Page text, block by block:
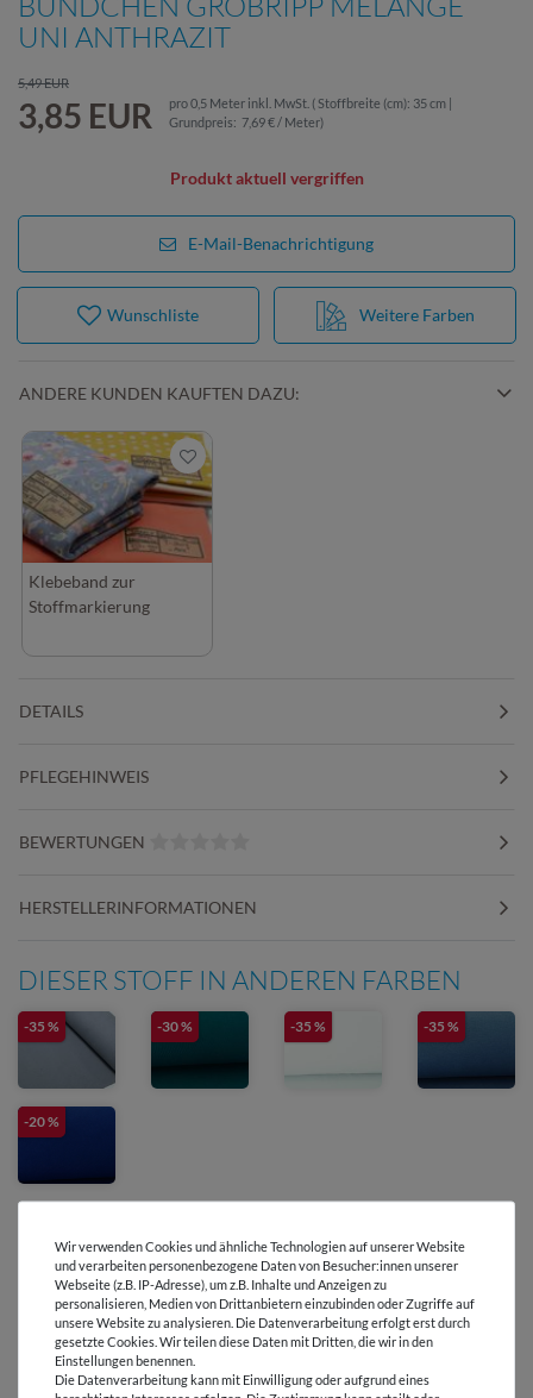
UNI ANTHRAZIT
5,49 EUR
3,85 EUR pro0,5 Meter inkl. MwSt. ( Stoffbreite (cm): 35 cm |
Grundpreis: 7,69 € / Meter)
Produkt aktuell vergriffen
Weitere Farben
Wunschliste
E-Mail-Benachrichtigung
ANDERE KUNDEN KAUFTEN DAZU:
Klebeband zur
Stoffmarkierung
DETAILS
PFLEGEHINWEIS
BEWERTUNGEN
HERSTELLERINFORMATIONEN
DIESER STOFF IN ANDEREN FARBEN
-35 % -30 % -35 % -35 %
-20 %
Versandkostenfrei ab 60 € -
Lieferung mit DHL
E-Mail Kundenservice
Wir verwenden Cookies und ähnliche Technologien auf unserer Website
und verarbeiten personenbezogene Daten von Besucher:innen unserer
Webseite (z.B. IP-Adresse), um z.B. Inhalte und Anzeigen zu
personalisieren, Medien von Drittanbietern einzubinden oder Zugriffe auf
unsere Website zu analysieren. Die Datenverarbeitung erfolgt erst durch
gesetzte Cookies. Wir teilen diese Daten mit Dritten, die wir in den
Einstellungen benennen.
Die Datenverarbeitung kann mit Einwilligung oder aufgrund eines